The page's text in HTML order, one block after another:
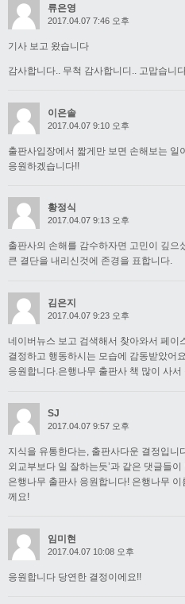
류은영
2017.04.07 7:46 오후
기사 보고 왔습니다
감사합니다.. 무척 감사합니디.. 고맙습니
이은솔
2017.04.07 9:10 오후
출판사입장에서 짧게만 보면 손해보는
응원하겠습니다!!
황정식
2017.04.07 9:13 오후
출판사의 손해를 감수하자면 고민이 깊으
큰 결단을 내리신것에 존경을 표합니다.
김은지
2017.04.07 9:23 오후
네이버뉴스 보고 검색해서 찾아와서 페이
결정하고 행동하시는 모습에 감동받았어
응원합니다.은행나무 출판사 책 많이 사서
SJ
2017.04.07 9:57 오후
지식을 유통한다는, 출판사다운 결정입니
외교부보다 일 잘하는듯’과 같은 댓글들
은행나무 출판사 응원합니다! 은행나무
께요!
임미현
2017.04.07 10:08 오후
응원합니다 당연한 결정이에요!!